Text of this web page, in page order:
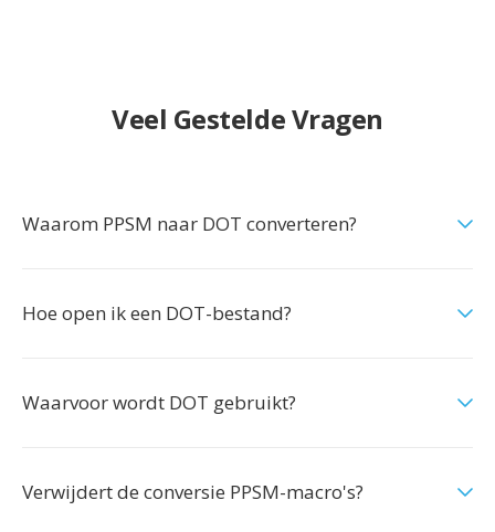
Veel Gestelde Vragen
Waarom PPSM naar DOT converteren?
Hoe open ik een DOT-bestand?
Waarvoor wordt DOT gebruikt?
Verwijdert de conversie PPSM-macro's?